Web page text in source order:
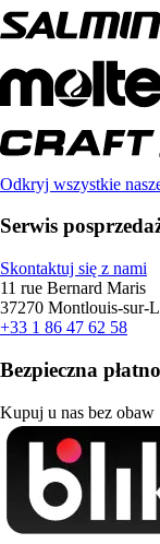
Odkryj wszystkie
Serwis
Skontaktuj się z nami
11 rue Bernard Maris
37270 Montlouis-sur-
+33 1 86 47 62 58
Bezpieczna
Kupuj u nas bez obaw